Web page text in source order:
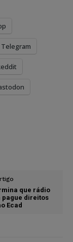
Telegram
que rádio
pague direitos
Ecad